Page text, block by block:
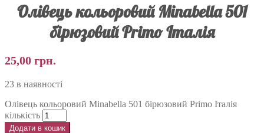
Олівець кольоровий Minabella 501
бірюзовий Primo Італія
25,00 грн.
23 в наявності
Олівець кольоровий Minabella 501 бірюзовий Primo Італія
кількість
Додати в кошик